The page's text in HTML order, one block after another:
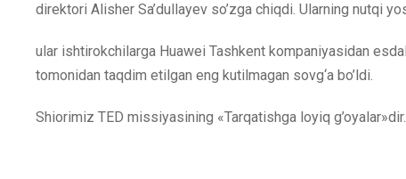
direktori Alisher Sa’dullayev so’zga chiqdi. Ularning nutqi
ular ishtirokchilarga Huawei Tashkent kompaniyasidan
tomonidan taqdim etilgan eng kutilmagan sovg‘a bo’ldi.
Shiorimiz TED missiyasining «Tarqatishga loyiq g’oyalar»dir.